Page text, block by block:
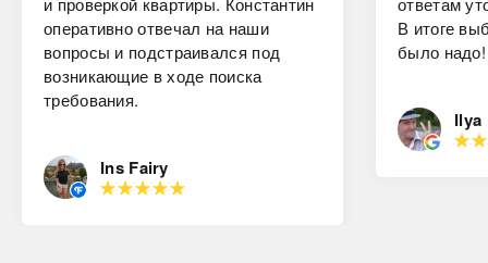
оперативно отвечал на наши
вопросы и подстраивался под
возникающие в ходе поиска
требования.
Ins Fairy
В итоге
было надо!
Ilya